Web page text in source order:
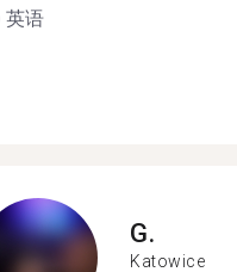
英语
G.
Katowice